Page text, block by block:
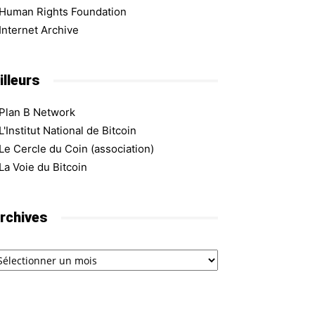
Human Rights Foundation
Internet Archive
Plan B Network
L'Institut National de Bitcoin
Le Cercle du Coin (association)
La Voie du Bitcoin